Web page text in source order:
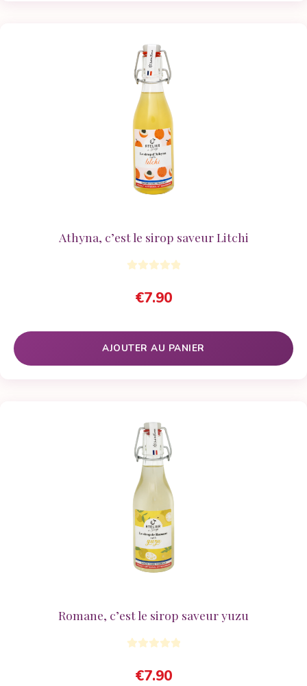
Athyna, c’est le sirop saveur Litchi
€7.90
AJOUTER AU PANIER
Romane, c’est le sirop saveur yuzu
€7.90